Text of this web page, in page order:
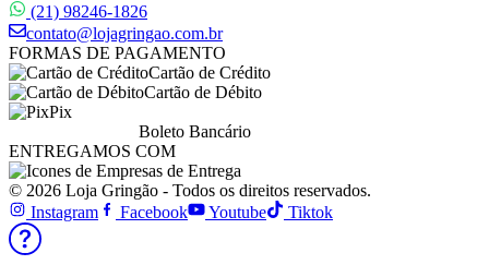
(21) 98246-1826
contato@lojagringao.com.br
FORMAS DE PAGAMENTO
Cartão de Crédito
Cartão de Débito
Pix
Boleto Bancário
ENTREGAMOS COM
© 2026 Loja Gringão - Todos os direitos reservados.
Instagram
Facebook Youtube Tiktok